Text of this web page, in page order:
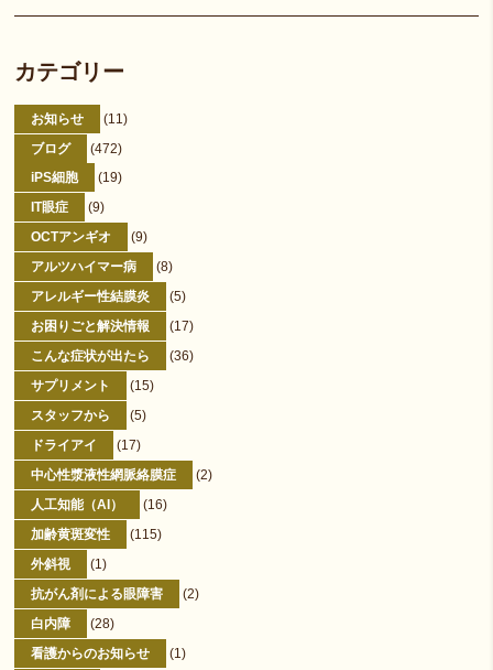
カテゴリー
お知らせ
(11)
ブログ
(472)
iPS細胞
(19)
IT眼症
(9)
OCTアンギオ
(9)
アルツハイマー病
(8)
アレルギー性結膜炎
(5)
お困りごと解決情報
(17)
こんな症状が出たら
(36)
サプリメント
(15)
スタッフから
(5)
ドライアイ
(17)
中心性漿液性網脈絡膜症
(2)
人工知能（AI）
(16)
加齢黄斑変性
(115)
外斜視
(1)
抗がん剤による眼障害
(2)
白内障
(28)
看護からのお知らせ
(1)